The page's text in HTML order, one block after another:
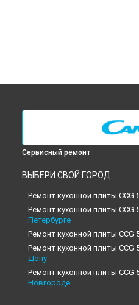
Сервисный ремонт
ВЫБЕРИ СВОЙ ГОРОД
Ремонт кухонной плиты CCG
Ремонт кухонной плиты CCG
Петербурге
Ремонт кухонной плиты CCG
Ремонт кухонной плиты CCG
Дону
Ремонт кухонной плиты CCG
Новгороде
Ремонт кухонной плиты CCG